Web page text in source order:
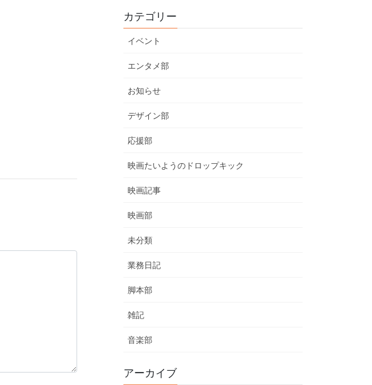
カテゴリー
イベント
エンタメ部
お知らせ
デザイン部
応援部
映画たいようのドロップキック
映画記事
映画部
未分類
業務日記
脚本部
雑記
音楽部
アーカイブ